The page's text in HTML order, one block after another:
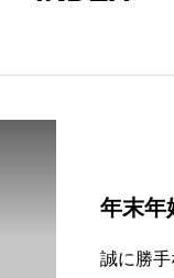
年末年
誠に勝